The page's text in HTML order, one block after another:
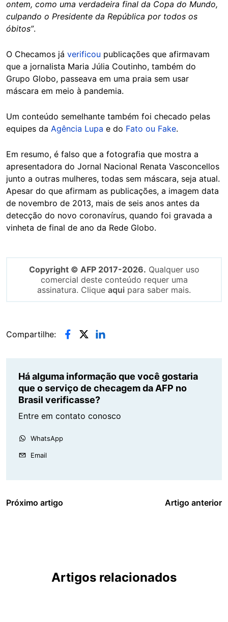
ontem, como uma verdadeira final da Copa do Mundo,
culpando o Presidente da República por todos os
óbitos”.
O Checamos já verificou publicações que afirmavam
que a jornalista Maria Júlia Coutinho, também do
Grupo Globo, passeava em uma praia sem usar
máscara em meio à pandemia.
Um conteúdo semelhante também foi checado pelas
equipes da Agência Lupa e do Fato ou Fake.
Em resumo, é falso que a fotografia que mostra a
apresentadora do Jornal Nacional Renata Vasconcellos
junto a outras mulheres, todas sem máscara, seja atual.
Apesar do que afirmam as publicações, a imagem data
de novembro de 2013, mais de seis anos antes da
detecção do novo coronavírus, quando foi gravada a
vinheta de final de ano da Rede Globo.
Copyright © AFP 2017-2026. Qualquer uso
comercial deste conteúdo requer uma
assinatura. Clique aqui para saber mais.
Compartilhe:
Há alguma informação que você gostaria
que o serviço de checagem da AFP no
Brasil verificasse?
Entre em contato conosco
WhatsApp
Email
Próximo artigo Artigo anterior
Artigos relacionados